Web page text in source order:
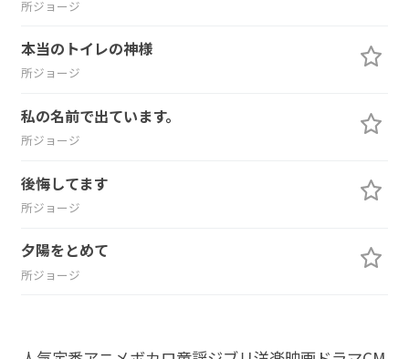
所ジョージ
本当のトイレの神様
所ジョージ
私の名前で出ています。
所ジョージ
後悔してます
所ジョージ
夕陽をとめて
所ジョージ